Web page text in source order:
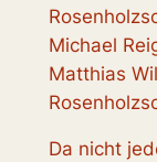
Michael
Matthias
Da nicht